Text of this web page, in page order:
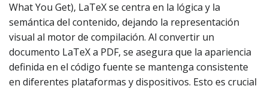
What You Get), LaTeX se centra en la lógica y la
semántica del contenido, dejando la representación
visual al motor de compilación. Al convertir un
documento LaTeX a PDF, se asegura que la apariencia
definida en el código fuente se mantenga consistente
en diferentes plataformas y dispositivos. Esto es crucial